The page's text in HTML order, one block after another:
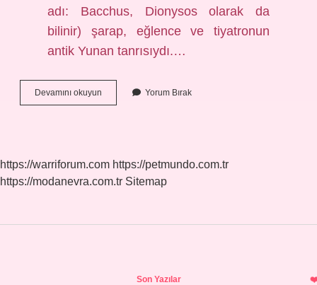
adı: Bacchus, Dionysos olarak da
bilinir) şarap, eğlence ve tiyatronun
antik Yunan tanrısıydı.…
Devamını okuyun
Bozumu
Yorum Bırak
https://warriforum.com https://petmundo.com.tr
https://modanevra.com.tr Sitemap
Son Yazılar